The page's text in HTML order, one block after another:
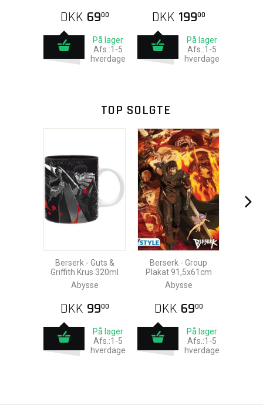
DKK 6900
På lager
Afs.:1-5
hverdage
DKK 19900
På lager
Afs.:1-5
hverdage
TOP SOLGTE
Berserk - Guts &
Griffith Krus 320ml
Abysse
DKK 9900
På lager
Afs.:1-5
hverdage
Berserk - Group
Plakat 91,5x61cm
Abysse
DKK 6900
På lager
Afs.:1-5
hverdage